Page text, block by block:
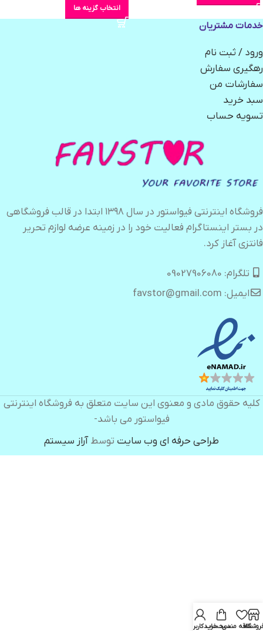
انتخاب گزینه ها
خدمات مشتریان
ورود / ثبت نام
رهگیری سفارش
سفارشات من
سبد خرید
تسویه حساب
فروشگاه اینترنتی فیواستور در سال ۱۳۹۸ ابتدا در قالب فروشگاهی
در بستر اینستاگرام فعالیت خود را در زمینه عرضه لوازم تحریر
فانتزی آغاز کرد.
تلگرام: 09027906080
ایمیل: favstor@gmail.com
کلیه حقوق مادی و معنوی این سایت متعلق به فروشگاه اینترنتی
فیواستور می باشد-
طراحی حرفه ای وب سایت توسطآراز سیستم
علاقه مندیسبد خرید
حساب کاربری من